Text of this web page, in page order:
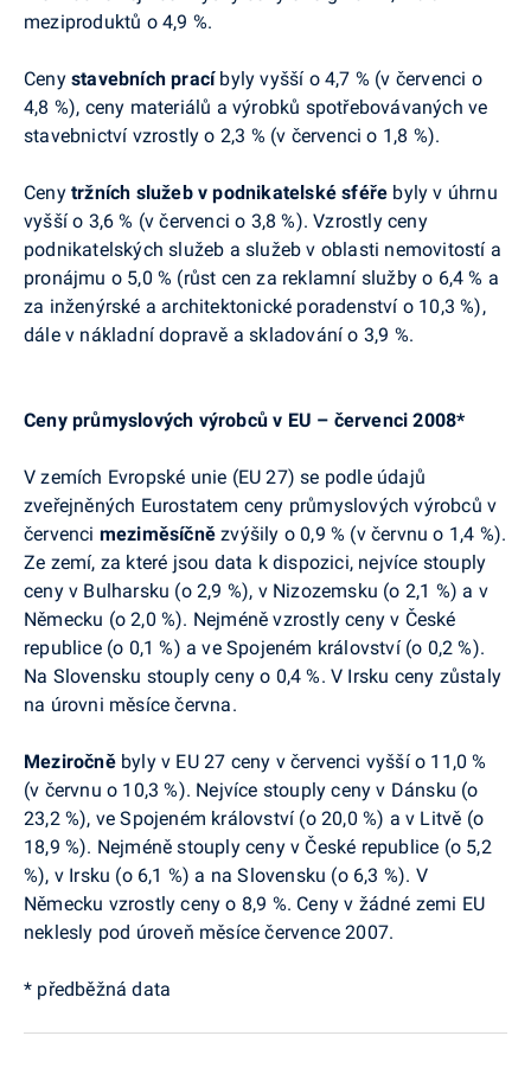
meziproduktů o 4,9 %.
Ceny stavebních pracíbyly vyšší o 4,7 % (v červenci o
4,8 %), ceny materiálů a výrobků spotřebovávaných ve
stavebnictví vzrostly o 2,3 % (v červenci o 1,8 %).
Ceny tržních služeb v podnikatelské sféře byly v úhrnu
vyšší o 3,6 % (v červenci o 3,8 %). Vzrostly ceny
podnikatelských služeb a služeb v oblasti nemovitostí a
pronájmu o 5,0 % (růst cen za reklamní služby o 6,4 % a
za inženýrské a architektonické poradenství o 10,3 %),
dále v nákladní dopravě a skladování o 3,9 %.
Ceny průmyslových výrobců v EU – červenci 2008*
V zemích Evropské unie (EU 27) se podle údajů
zveřejněných Eurostatem ceny průmyslových výrobců v
červenci meziměsíčně zvýšily o 0,9 % (v červnu o 1,4 %).
Ze zemí, za které jsou data k dispozici, nejvíce stouply
ceny v Bulharsku (o 2,9 %), v Nizozemsku (o 2,1 %) a v
Německu (o 2,0 %). Nejméně vzrostly ceny v České
republice (o 0,1 %) a ve Spojeném království (o 0,2 %).
Na Slovensku stouply ceny o 0,4 %. V Irsku ceny zůstaly
na úrovni měsíce června.
Meziročně byly v EU 27 ceny v červenci vyšší o 11,0 %
(v červnu o 10,3 %). Nejvíce stouply ceny v Dánsku (o
23,2 %), ve Spojeném království (o 20,0 %) a v Litvě (o
18,9 %). Nejméně stouply ceny v České republice (o 5,2
%), v Irsku (o 6,1 %) a na Slovensku (o 6,3 %). V
Německu vzrostly ceny o 8,9 %. Ceny v žádné zemi EU
neklesly pod úroveň měsíce července 2007.
* předběžná data